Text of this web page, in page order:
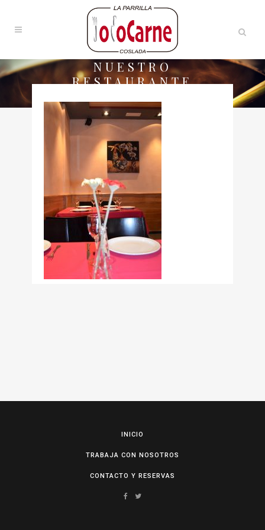
NUESTRO
RESTAURANTE
INICIO
TRABAJA CON NOSOTROS
CONTACTO Y RESERVAS